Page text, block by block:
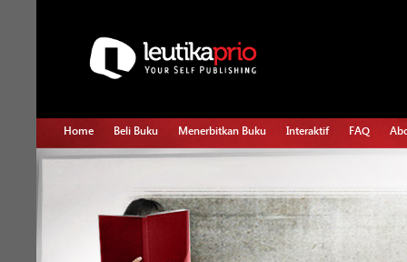
Home Beli Buku Menerbitkan Buku Interaktif FAQ